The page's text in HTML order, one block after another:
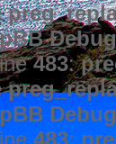
483:
483: